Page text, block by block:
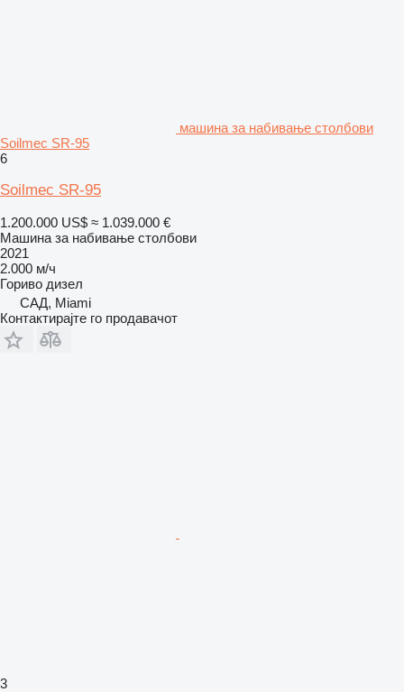
машина за набивање столбови
Soilmec SR-95
6
Soilmec SR-95
1.200.000 US$ ≈ 1.039.000 €
Машина за набивање столбови
2021
2.000 м/ч
Гориво дизел
САД, Miami
Контактирајте го продавачот
3